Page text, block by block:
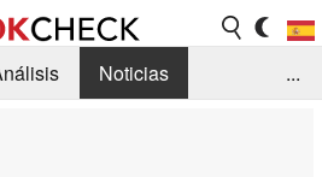
Noticias
...